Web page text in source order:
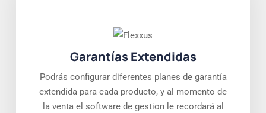
Garantías Extendidas
Podrás configurar diferentes planes de garantía
extendida para cada producto, y al momento de
la venta el software de gestion le recordará al